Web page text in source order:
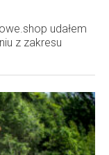
udałem
z zakresu